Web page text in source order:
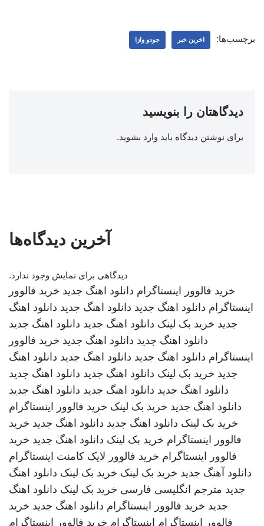
برچسب‌ها: اخرین خبر جودو وازا
دیدگاهتان را بنویسید
برای نوشتن دیدگاه باید وارد بشوید.
آخرین دیدگاه‌ها
دیدگاهی برای نمایش وجود ندارد.
خرید فالوور اینستاگرام دانلود اهنگ جدید خرید فالوور
اینستاگرام دانلود اهنگ جدید دانلود اهنگ جدید دانلود اهنگ
جدید خرید بک لینک دانلود اهنگ جدید دانلود اهنگ جدید
دانلود اهنگ جدید دانلود اهنگ جدید خرید فالوور
اینستاگرام دانلود اهنگ جدید دانلود اهنگ جدید دانلود اهنگ
جدید خرید بک لینک دانلود اهنگ جدید دانلود اهنگ جدید
دانلود اهنگ جدید دانلود اهنگ جدید دانلود اهنگ جدید
دانلود اهنگ جدید خرید بک لینک خرید فالوور اینستاگرام
خرید بک لینک دانلود اهنگ جدید دانلود اهنگ جدید خرید
فالوور اینستاگرام خرید بک لینک دانلود اهنگ جدید خرید
فالوور اینستاگرام خرید فالوور لایک کامنت اینستاگرام
دانلود آهنگ جدید خرید بک لینک خرید بک لینک دانلود اهنگ
جدید مترجم انگلیسی فارسی خرید بک لینک دانلود اهنگ
جدید خرید فالوور اینستاگرام دانلود اهنگ جدید خرید
فالوور اینستاگرام اینستاگرام خرید فالوور اینستاگرام